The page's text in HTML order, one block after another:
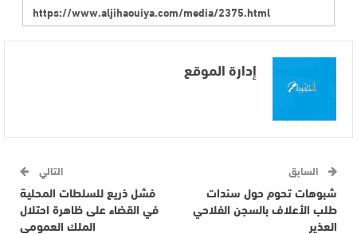
إدارة الموقع
السابق
شبوهات تحوم حول سندات
طلب الأعلاف بالسجن الفلاحي
العذير
التالي
فشل ذريع للسلطات المحلية
في القضاء على ظاهرة احتلال
الملك العمومي